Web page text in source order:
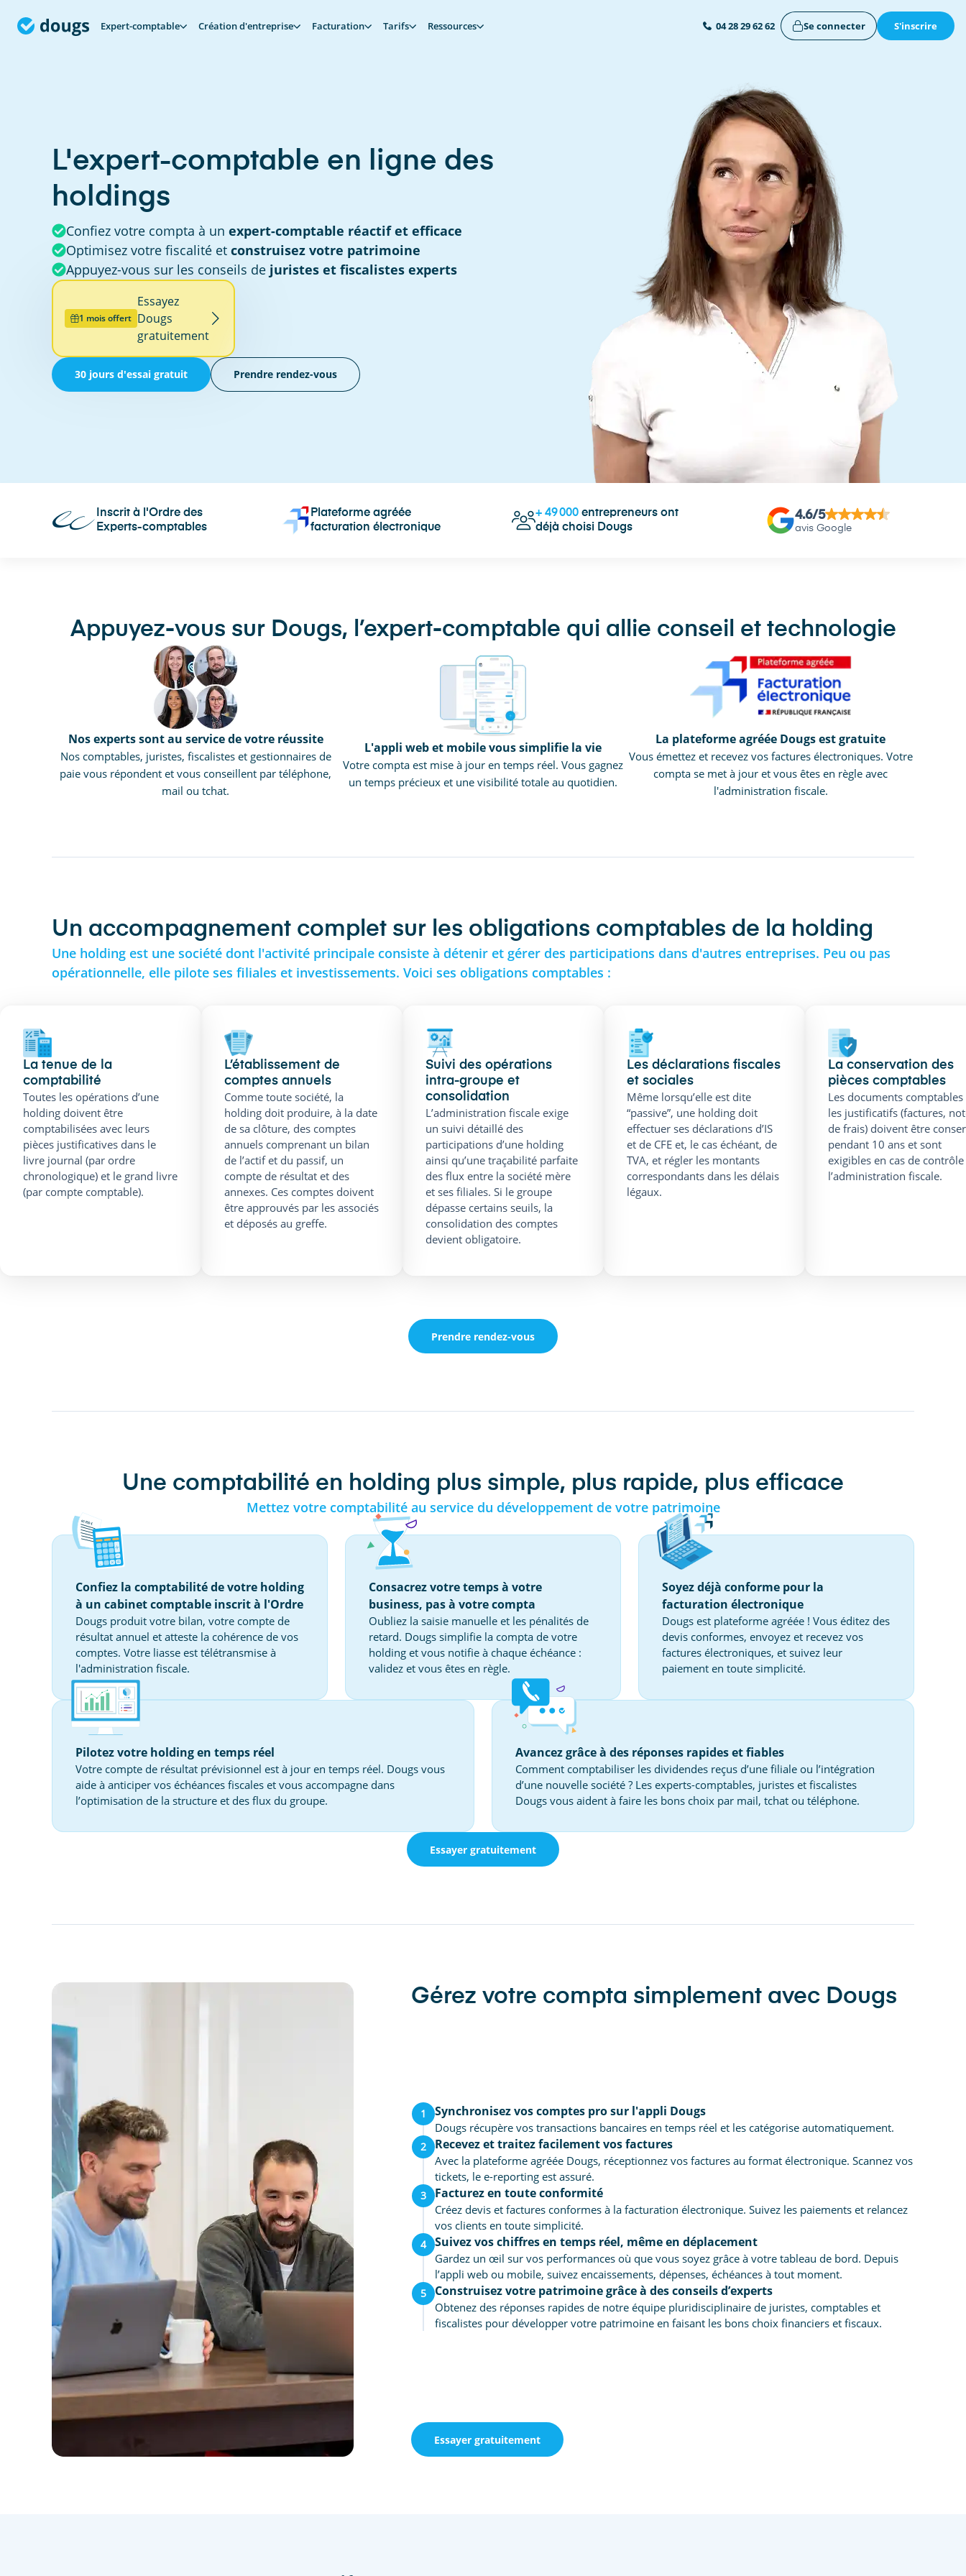
Expert-comptable Création d'entreprise Facturation Tarifs Ressources 04 28 29 62 62 Se connecter S'inscrire
L'expert-comptable en ligne des
holdings
Confiez votre compta à un expert-comptable réactif et efficace
Optimisez votre fiscalité et construisez votre patrimoine
Appuyez-vous sur les conseils de juristes et fiscalistes experts
1 mois offert
Essayez
Dougs
gratuitement
30 jours d'essai gratuit Prendre rendez-vous
Inscrit à l'Ordre des
Experts-comptables
Plateforme agréée
facturation électronique
+ 49 000 entrepreneurs ont
déjà choisi Dougs
4.6/5
avis Google
Appuyez-vous sur Dougs, l’expert-comptable qui allie conseil et technologie
Nos experts sont au service de votre réussite
Nos comptables, juristes, fiscalistes et gestionnaires de
paie vous répondent et vous conseillent par téléphone,
mail ou tchat.
L'appli web et mobile vous simplifie la vie
Votre compta est mise à jour en temps réel. Vous gagnez
un temps précieux et une visibilité totale au quotidien.
La plateforme agréée Dougs est gratuite
Vous émettez et recevez vos factures électroniques. Votre
compta se met à jour et vous êtes en règle avec
l'administration fiscale.
Un accompagnement complet sur les obligations comptables de la holding
Une holding est une société dont l'activité principale consiste à détenir et gérer des participations dans d'autres entreprises. Peu ou pas
opérationnelle, elle pilote ses filiales et investissements. Voici ses obligations comptables :
La tenue de la
comptabilité
Toutes les opérations d’une
holding doivent être
comptabilisées avec leurs
pièces justificatives dans le
livre journal (par ordre
chronologique) et le grand livre
(par compte comptable).
L’établissement de
comptes annuels
Comme toute société, la
holding doit produire, à la date
de sa clôture, des comptes
annuels comprenant un bilan
de l’actif et du passif, un
compte de résultat et des
annexes. Ces comptes doivent
être approuvés par les associés
et déposés au greffe.
Suivi des opérations
intra-groupe et
consolidation
L’administration fiscale exige
un suivi détaillé des
participations d’une holding
ainsi qu’une traçabilité parfaite
des flux entre la société mère
et ses filiales. Si le groupe
dépasse certains seuils, la
consolidation des comptes
devient obligatoire.
Les déclarations fiscales
et sociales
Même lorsqu’elle est dite
“passive”, une holding doit
effectuer ses déclarations d’IS
et de CFE et, le cas échéant, de
TVA, et régler les montants
correspondants dans les délais
légaux.
La conservation des
pièces comptables
Les documents comptables
les justificatifs (factures,
de frais) doivent être
pendant 10 ans et sont
exigibles en cas de
l’administration fiscale.
Prendre rendez-vous
Une comptabilité en holding plus simple, plus rapide, plus efficace
Mettez votre comptabilité au service du développement de votre patrimoine
Confiez la comptabilité de votre holding
à un cabinet comptable inscrit à l'Ordre
Dougs produit votre bilan, votre compte de
résultat annuel et atteste la cohérence de vos
comptes. Votre liasse est télétransmise à
l'administration fiscale.
Consacrez votre temps à votre
business, pas à votre compta
Oubliez la saisie manuelle et les pénalités de
retard. Dougs simplifie la compta de votre
holding et vous notifie à chaque échéance :
validez et vous êtes en règle.
Soyez déjà conforme pour la
facturation électronique
Dougs est plateforme agréée ! Vous éditez des
devis conformes, envoyez et recevez vos
factures électroniques, et suivez leur
paiement en toute simplicité.
Pilotez votre holding en temps réel
Votre compte de résultat prévisionnel est à jour en temps réel. Dougs vous
aide à anticiper vos échéances fiscales et vous accompagne dans
l’optimisation de la structure et des flux du groupe.
Avancez grâce à des réponses rapides et fiables
Comment comptabiliser les dividendes reçus d’une filiale ou l’intégration
d’une nouvelle société ? Les experts-comptables, juristes et fiscalistes
Dougs vous aident à faire les bons choix par mail, tchat ou téléphone.
Essayer gratuitement
Gérez votre compta simplement avec Dougs
1 Synchronisez vos comptes pro sur l'appli Dougs
Dougs récupère vos transactions bancaires en temps réel et les catégorise automatiquement.
2 Recevez et traitez facilement vos factures
Avec la plateforme agréée Dougs, réceptionnez vos factures au format électronique. Scannez vos
tickets, le e-reporting est assuré.
3 Facturez en toute conformité
Créez devis et factures conformes à la facturation électronique. Suivez les paiements et relancez
vos clients en toute simplicité.
4 Suivez vos chiffres en temps réel, même en déplacement
Gardez un œil sur vos performances où que vous soyez grâce à votre tableau de bord. Depuis
l’appli web ou mobile, suivez encaissements, dépenses, échéances à tout moment.
5 Construisez votre patrimoine grâce à des conseils d’experts
Obtenez des réponses rapides de notre équipe pluridisciplinaire de juristes, comptables et
fiscalistes pour développer votre patrimoine en faisant les bons choix financiers et fiscaux.
Essayer gratuitement